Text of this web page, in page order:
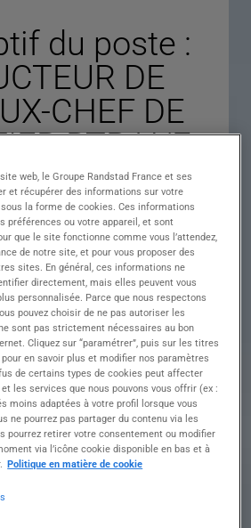
du poste :
DE
CHEF DE
BTP H/F
: Missions principales En tant
Travaux / Chef de Chantier,
de :
et superviser les chantiers de
et travaux publics.
équipes sur les différents lots
du planning, des coûts et des
sécurité.
logistique des chantiers :
approvisionnement,
application des règles QHSE
tri des déchets, respect
prenantes : clients,
web, le Groupe Randstad France et ses
et récupérer des informations sur votre
la forme de cookies. Ces informations
préférences ou votre appareil, et sont
que le site fonctionne comme vous l’attendez,
de notre site, et pour vous proposer des
sites. En général, ces informations ne
directement, mais elles peuvent vous
personnalisée. Parce que nous respectons
pouvez choisir de ne pas autoriser les
sont pas strictement nécessaires au bon
Cliquez sur “paramétrer”, puis sur les titres
en savoir plus et modifier nos paramètres
de certains types de cookies peut affecter
les services que nous pouvons vous offrir (ex :
moins adaptées à votre profil lorsque vous
ne pourrez pas partager du contenu via les
pourrez retirer votre consentement ou modifier
via l’icône cookie disponible en bas et à
Politique en matière de cookie